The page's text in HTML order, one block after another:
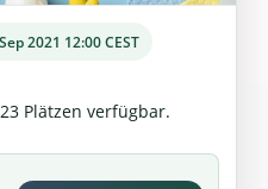
2021 12:00 CEST
Plätzen verfügbar.